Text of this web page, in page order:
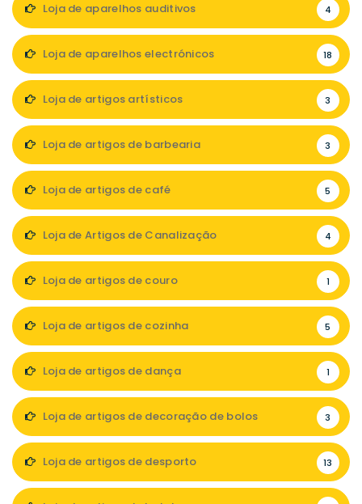
Loja de aparelhos auditivos 4
Loja de aparelhos electrónicos 18
Loja de artigos artísticos 3
Loja de artigos de barbearia 3
Loja de artigos de café 5
Loja de Artigos de Canalização 4
Loja de artigos de couro 1
Loja de artigos de cozinha 5
Loja de artigos de dança 1
Loja de artigos de decoração de bolos 3
Loja de artigos de desporto 13